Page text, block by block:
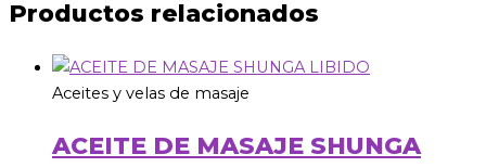
Productos relacionados
Aceites y velas de masaje
ACEITE DE MASAJE SHUNGA